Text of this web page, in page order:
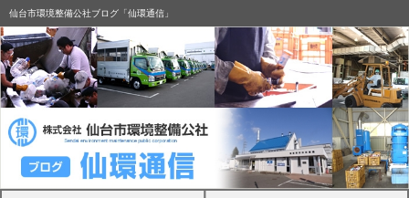
仙台市環境整備公社ブログ「仙環通信」